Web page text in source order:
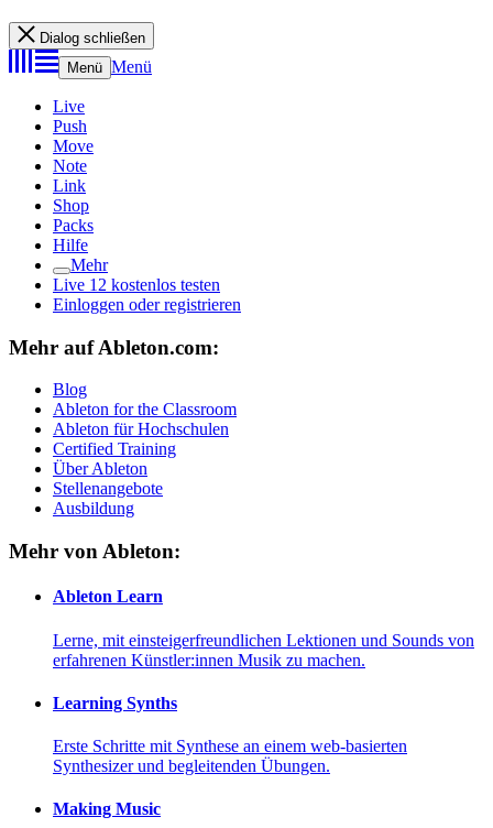
Dialog schließen
Menü Menü
Live
Push
Move
Note
Link
Shop
Packs
Hilfe
Mehr
Live 12 kostenlos testen
Einloggen oder registrieren
Mehr auf Ableton.com:
Blog
Ableton for the Classroom
Ableton für Hochschulen
Certified Training
Über Ableton
Stellenangebote
Ausbildung
Mehr von Ableton:
Ableton Learn
Lerne, mit einsteigerfreundlichen Lektionen und Sounds von
erfahrenen Künstler:innen Musik zu machen.
Learning Synths
Erste Schritte mit Synthese an einem web-basierten
Synthesizer und begleitenden Übungen.
Making Music